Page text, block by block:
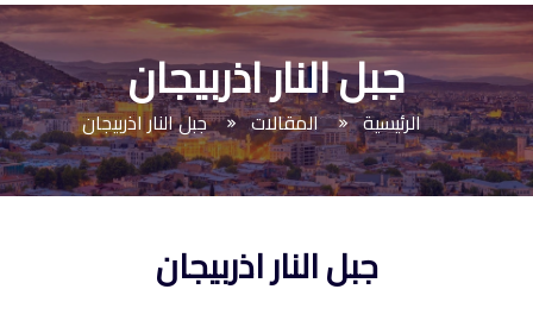
جبل النار اذربيجان
الرئيسية المقالات جبل النار اذربيجان
جبل النار اذربيجان